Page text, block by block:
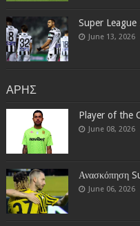
Super
June 13, 2026
ΑΡΗΣ
Player of the
June 08, 2026
Ανασκόπηση
June 06, 2026